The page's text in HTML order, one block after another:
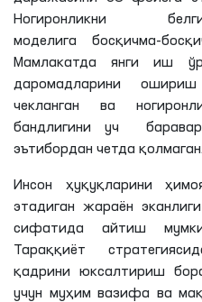
Ногиронликни
моделига босқичма-
Мамлакатда янги иш
даромадларини
чекланган ва
бандлигини уч
эътибордан четда қолмаган.
Инсон ҳуқуқларини
этадиган жараён
сифатида айтиш
Тараққиёт
қадрини юксалтириш
учун муҳим вазифа ва